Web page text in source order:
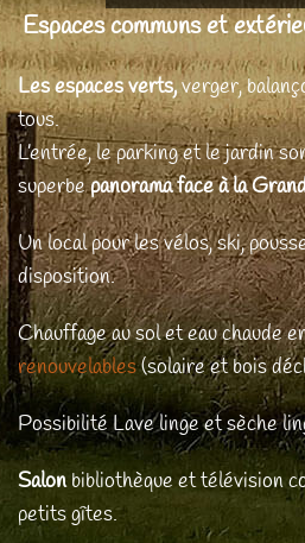
Espaces communs et
Les espaces verts,verger,
tous.
L’entrée, le parking et le jardin
superbepanorama face à la
Un local pour les vélos, ski,
disposition.
Chauffage au sol et eau chaude
renouvelables(solaire et bois
Possibilité Lave linge et sèche
Salonbibliothèque et télévision
petits gîtes.